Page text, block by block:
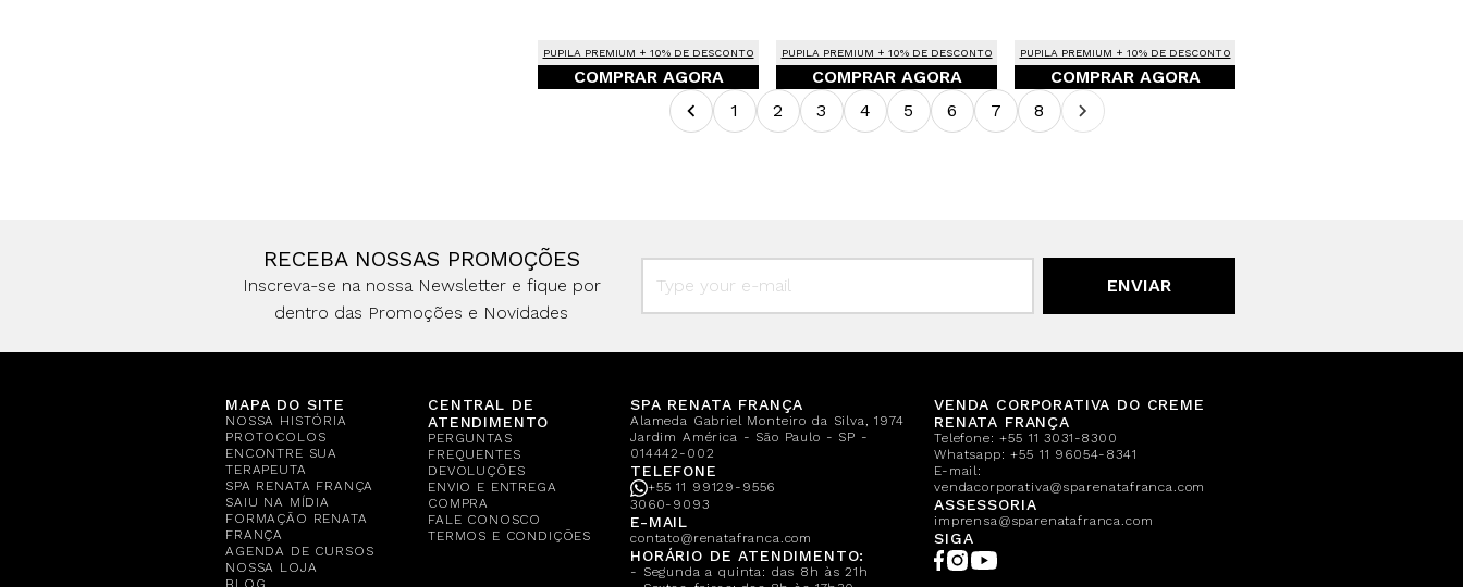
PUPILA PREMIUM + 10% DE DESCONTO
COMPRAR AGORA
PUPILA PREMIUM + 10% DE DESCONTO
COMPRAR AGORA
PUPILA PREMIUM + 10% DE DESCONTO
COMPRAR AGORA
1
2 3 4 5 6 7 8
RECEBA NOSSAS PROMOÇÕES
Inscreva-se na nossa Newsletter e fique por
dentro das Promoções e Novidades
ENVIAR
MAPA DO SITE
NOSSA HISTÓRIA
PROTOCOLOS
ENCONTRE SUA
TERAPEUTA
SPA RENATA FRANÇA
SAIU NA MÍDIA
FORMAÇÃO RENATA
FRANÇA
AGENDA DE CURSOS
NOSSA LOJA
BLOG
CENTRAL DE
ATENDIMENTO
PERGUNTAS
FREQUENTES
DEVOLUÇÕES
ENVIO E ENTREGA
COMPRA
FALE CONOSCO
TERMOS E CONDIÇÕES
SPA RENATA FRANÇA
Alameda Gabriel Monteiro da Silva, 1974
Jardim América - São Paulo - SP -
014442-002
TELEFONE
+55 11 99129-9556
3060-9093
E-MAIL
contato@renatafranca.com
HORÁRIO DE ATENDIMENTO:
- Segunda a quinta: das 8h às 21h
VENDA CORPORATIVA DO CREME
RENATA FRANÇA
Telefone:+55 11 3031-8300
Whatsapp:+55 11 96054-8341
E-mail:
vendacorporativa@sparenatafranca.com
ASSESSORIA
imprensa@sparenatafranca.com
SIGA